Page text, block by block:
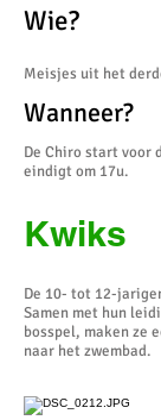
Wie?
Meisjes uit het
Wanneer?
De Chiro start voor
eindigt om 17u.
Kwiks
De 10- tot 12-
Samen met hun
bosspel, maken ze
naar het zwembad.